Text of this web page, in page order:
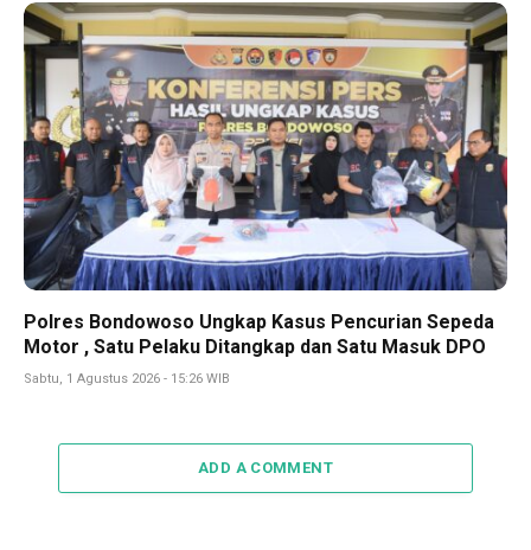
Polres Bondowoso Ungkap Kasus Pencurian Sepeda
Motor , Satu Pelaku Ditangkap dan Satu Masuk DPO
Sabtu, 1 Agustus 2026 - 15:26 WIB
ADD A COMMENT